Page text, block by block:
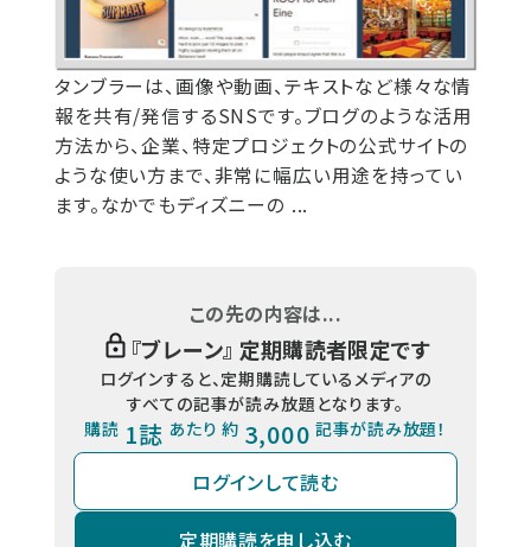
タンブラーは、画像や動画、テキ​ストなど様々な情
報を共有/発信​するSNSです。ブログのような活​用
方法から、企業、特定プロジェ​クトの公式サイトの
ような使い方​まで、非常に幅広い用途を持って​い
ます。なかでもディズニーの ...
この先の内容は...
『ブレーン』 定期購読者限定です
ログインすると、定期購読しているメディアの
すべての記事が読み放題となります。
購読 1誌 あたり 約 3,000 記事が読み放題！
ログインして読む
定期購読を申し込む